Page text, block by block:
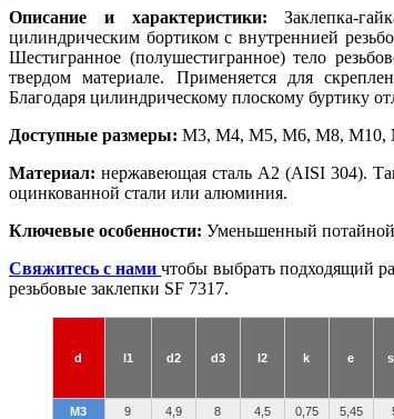
Описание и характеристики: Заклепка-
цилиндрическим бортиком с внутреннией
Шестигранное (полушестигранное) тело
твердом материале. Применяется для
Благодаря цилиндрическому плоскому буртику
Доступные размеры: М3, М4, М5, М6, М8, М10,
Материал: нержавеющая сталь А2 (AISI 304).
оцинкованной стали или алюминия.
Ключевые особенности: Уменьшенный потайной
Свяжитесь с нами чтобы выбрать подходящий
резьбовые заклепки SF 7317.
d l1 d2 d3 l2 k e
М3 9 4,9 8 4,5 0,75 5,45